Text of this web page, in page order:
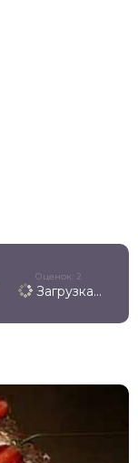
Оценок: 2
Загрузка...